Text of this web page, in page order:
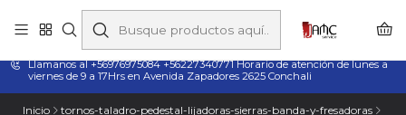
Taladros Magnéticos en Chile | Venta, Arriendo y Servicio
Técnico
Llamanos al +56976975084 +56227340771 Horario de atención de lunes a
viernes de 9 a 17Hrs en Avenida Zapadores 2625 Conchali
Inicio tornos-taladro-pedestal-lijadoras-sierras-banda-y-fresadoras